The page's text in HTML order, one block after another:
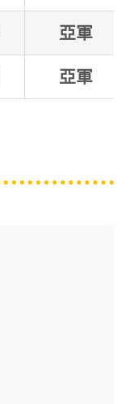
亞軍
亞軍